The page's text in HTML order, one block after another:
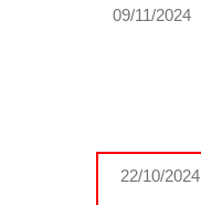
09/11/2024
22/10/2024